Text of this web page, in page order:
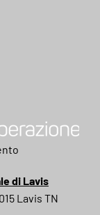
di Lavis
Lavis TN